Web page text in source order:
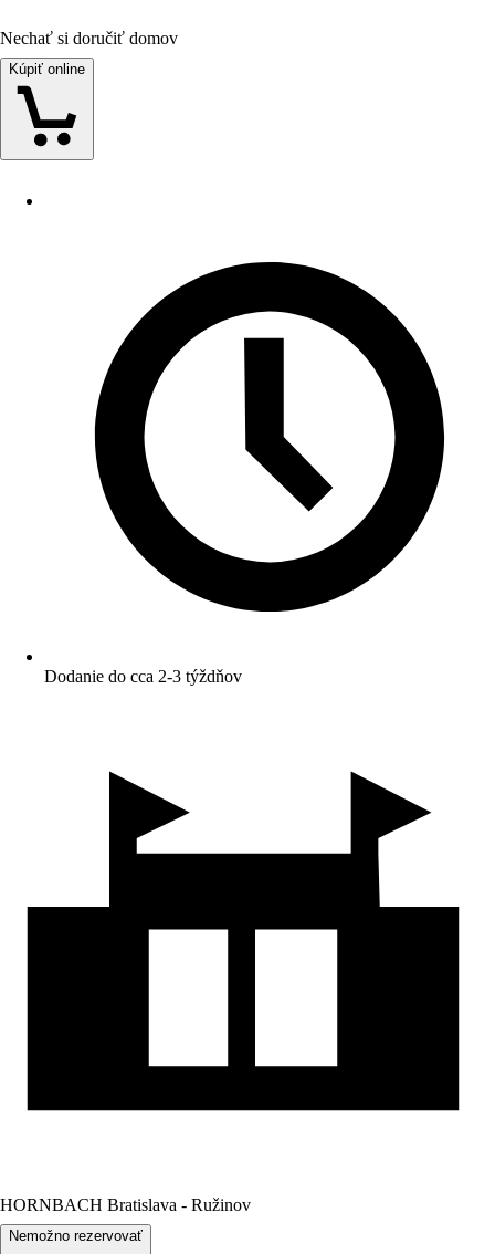
Nechať si doručiť domov
Kúpiť online
Dodanie do cca 2-3 týždňov
HORNBACH Bratislava - Ružinov
Nemožno rezervovať